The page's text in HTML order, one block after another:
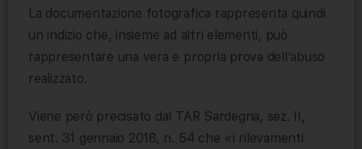
La documentazione fotografica rappresenta quindi
un indizio che, insieme ad altri elementi, può
rappresentare una vera e propria prova dell’abuso
realizzato.
Viene però precisato dal TAR Sardegna, sez. II,
sent. 31 gennaio 2018, n. 54 che «i rilevamenti